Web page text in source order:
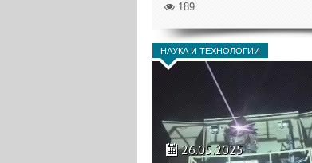
189
НАУКА И ТЕХНОЛОГИИ
26.05.2025